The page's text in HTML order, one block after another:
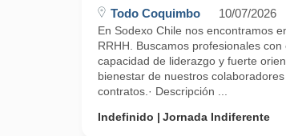
Todo Coquimbo 10/07/2026
En Sodexo Chile nos encontramos
RRHH. Buscamos profesionales
capacidad de liderazgo y fuerte
bienestar de nuestros
contratos.· Descripción ...
Indefinido
Jornada Indiferente